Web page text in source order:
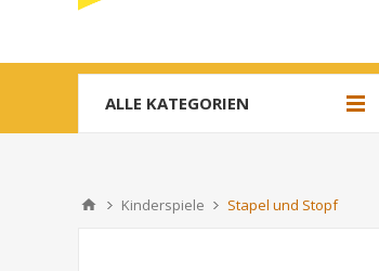
ALLE KATEGORIEN
Kinderspiele Stapel und Stopf